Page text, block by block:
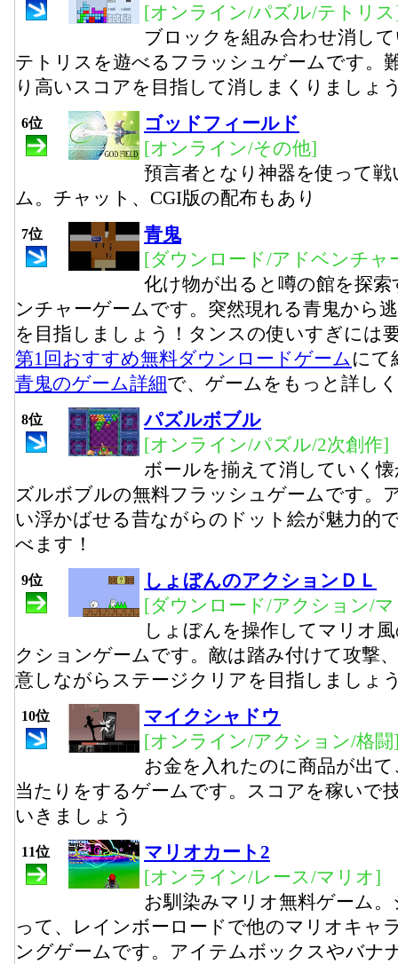
[オンライン/パズル/テトリ
ブロックを組み合わせ消し
テトリスを遊べるフラッシュゲームです。
り高いスコアを目指して消しまくりましょ
6位
ゴッドフィールド
[オンライン/その他]
預言者となり神器を使って
ム。チャット、CGI版の配布もあり
7位
青鬼
[ダウンロード/アドベンチャ
化け物が出ると噂の館を探
ンチャーゲームです。突然現れる青鬼から
を目指しましょう！タンスの使いすぎには
第1回おすすめ無料ダウンロードゲームにて
青鬼のゲーム詳細で、ゲームをもっと詳し
8位
パズルボブル
[オンライン/パズル/2次創作]
ボールを揃えて消していく
ズルボブルの無料フラッシュゲームです。
い浮かばせる昔ながらのドット絵が魅力的
べます！
9位
しょぼんのアクションＤＬ
[ダウンロード/アクション/
しょぼんを操作してマリオ
クションゲームです。敵は踏み付けて攻撃
意しながらステージクリアを目指しましょ
10位
マイクシャドウ
[オンライン/アクション/格闘
お金を入れたのに商品が出
当たりをするゲームです。スコアを稼いで
いきましょう
11位
マリオカート2
[オンライン/レース/マリオ]
お馴染みマリオ無料ゲーム
って、レインボーロードで他のマリオキャ
ングゲームです。アイテムボックスやバナ